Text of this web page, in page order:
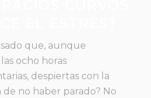
que, aunque
ocho horas
despiertas con la
de no haber parado? No